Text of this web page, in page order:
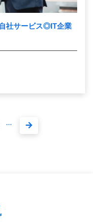
社サービス◎IT企業
...